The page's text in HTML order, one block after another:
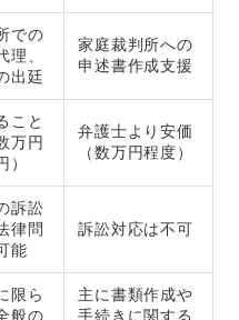
での
理、
出廷
家庭裁判所への
申述書作成支援
こと
万円
）
弁護士より安価
（数万円程度）
訴訟
律問
能
訴訟対応は不可
限ら
般の
主に書類作成や
手続きに関する